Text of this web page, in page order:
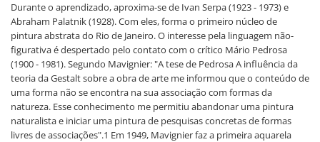
Durante o aprendizado, aproxima-se de Ivan Serpa (1923 - 1973) e
Abraham Palatnik (1928). Com eles, forma o primeiro núcleo de
pintura abstrata do Rio de Janeiro. O interesse pela linguagem não-
figurativa é despertado pelo contato com o crítico Mário Pedrosa
(1900 - 1981). Segundo Mavignier: "A tese de Pedrosa A influência da
teoria da Gestalt sobre a obra de arte me informou que o conteúdo de
uma forma não se encontra na sua associação com formas da
natureza. Esse conhecimento me permitiu abandonar uma pintura
naturalista e iniciar uma pintura de pesquisas concretas de formas
livres de associações".1 Em 1949, Mavignier faz a primeira aquarela